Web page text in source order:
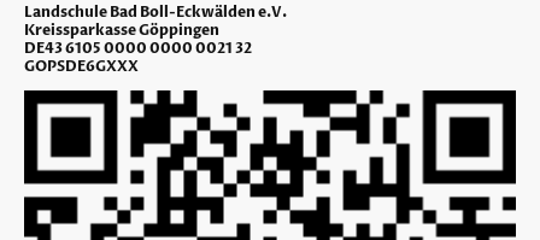
Landschule Bad Boll-Eckwälden e.V.
Kreissparkasse Göppingen
DE43 6105 0000 0000 0021 32
GOPSDE6GXXX